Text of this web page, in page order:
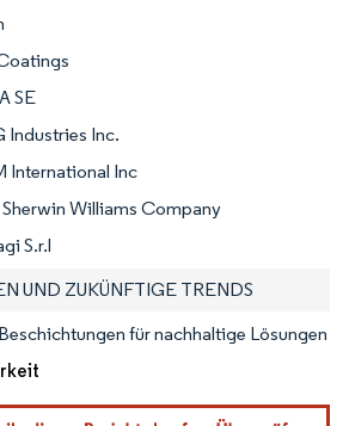
SE
Industries Inc.
International Inc
Sherwin Williams Company
S.r.l
UND ZUKÜNFTIGE TRENDS
für nachhaltige Lösungen